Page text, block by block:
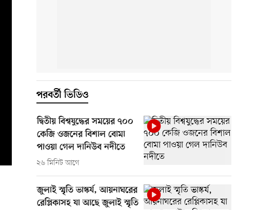
পরবর্তী ভিডিও
দ্বিতীয় বিশ্বযুদ্ধের সময়ের ৭০০
কেজি ওজনের বিশাল বোমা
পাওয়া গেল দানিউব নদীতে
২৬ মিনিট আগে
জুলাই স্মৃতি ভাস্কর্য, আয়নাঘরের
রেপ্লিকাসহ যা আছে জুলাই স্মৃতি